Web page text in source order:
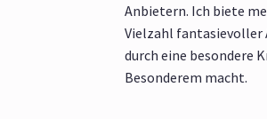
Anbietern. Ich biete
Vielzahl fantasievoller
durch eine besondere
Besonderem macht.